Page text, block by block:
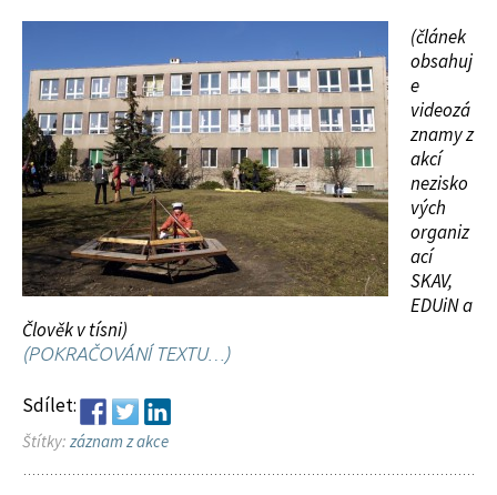
(článek
obsahuj
e
videozá
znamy z
akcí
nezisko
vých
organiz
ací
SKAV,
EDUiN a
Člověk v tísni)
(POKRAČOVÁNÍ TEXTU…)
Sdílet:
Štítky: záznam z akce